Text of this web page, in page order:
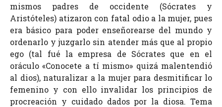
mismos padres de occidente (Sócrates y
Aristóteles) atizaron con fatal odio a la mujer, pues
era básico para poder enseñorearse del mundo y
ordenarlo y juzgarlo sin atender más que al propio
ego (tal fué la empresa de Sócrates que en el
oráculo «Conocete a tí mismo» quizá malentendió
al dios), naturalizar a la mujer para desmitificar lo
femenino y con ello invalidar los principios de
procreación y cuidado dados por la diosa. Tema